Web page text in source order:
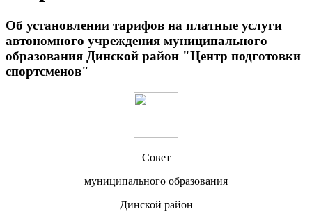
Об установлении тарифов на платные услуги
автономного учреждения муниципального
образования Динской район "Центр подготовки
спортсменов"
Совет
муниципального образования
Динской район